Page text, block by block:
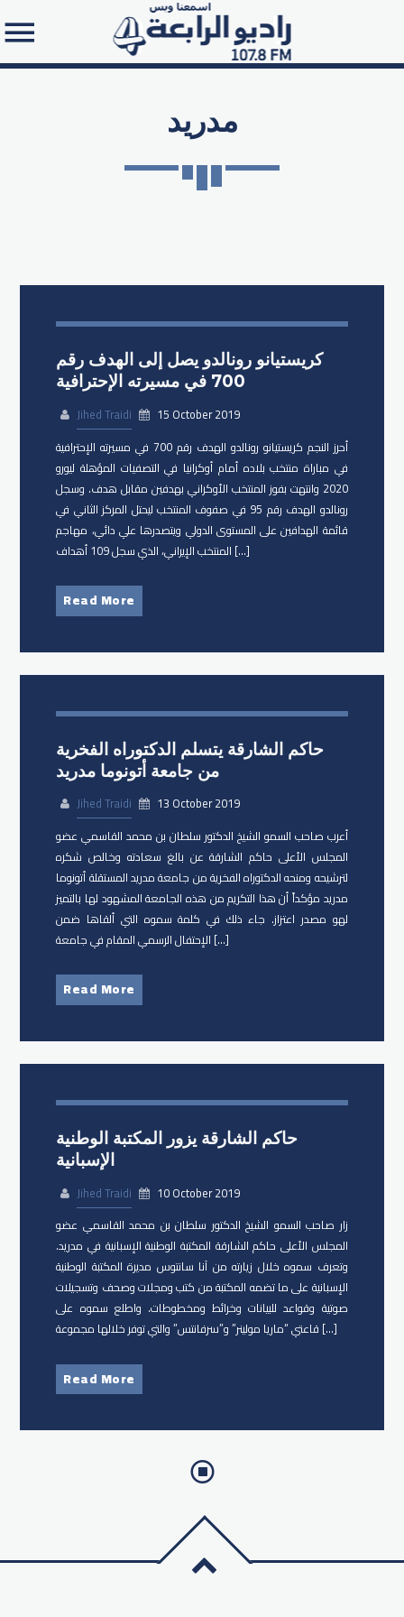
مدريد
كريستيانو رونالدو يصل إلى الهدف رقم
700 في مسيرته الإحترافية
Jihed Traidi
15 October 2019
أحرز النجم كريستيانو رونالدو الهدف رقم 700 في مسيرته الإحترافية
في مباراة منتخب بلاده أمام أوكرانيا في التصفيات المؤهلة ليورو
2020 وانتهت بفوز المنتخب الأوكراني بهدفين مقابل هدف. وسجل
رونالدو الهدف رقم 95 في صفوف المنتخب ليحتل المركز الثاني في
قائمة الهدافين على المستوى الدولي ويتصدرها علي دائي، مهاجم
المنتخب الإيراني، الذي سجل 109 أهداف […]
Read More
حاكم الشارقة يتسلم الدكتوراه الفخرية
من جامعة أتونوما مدريد
Jihed Traidi
13 October 2019
أعرب صاحب السمو الشيخ الدكتور سلطان بن محمد القاسمي عضو
المجلس الأعلى حاكم الشارقة عن بالغ سعادته وخالص شكره
لترشيحه ومنحه الدكتوراه الفخرية من جامعة مدريد المستقلة أتونوما
مدريد مؤكداً أن هذا التكريم من هذه الجامعة المشهود لها بالتميز
لهو مصدر اعتزاز. جاء ذلك في كلمة سموه التي ألقاها ضمن
الإحتفال الرسمي المقام في جامعة […]
Read More
حاكم الشارقة يزور المكتبة الوطنية
الإسبانية
Jihed Traidi
10 October 2019
زار صاحب السمو الشيخ الدكتور سلطان بن محمد القاسمي عضو
المجلس الأعلى حاكم الشارقة المكتبة الوطنية الإسبانية في مدريد.
وتعرف سموه خلال زيارته من آنا سانتوس مديرة المكتبة الوطنية
الإسبانية على ما تضمه المكتبة من كتب ومجلات وصحف وتسجيلات
صوتية وقواعد للبيانات وخرائط ومخطوطات. واطلع سموه على
قاعتي “ماريا مولينر” و”سرفانتس” والتي توفر خلالها مجموعة […]
Read More